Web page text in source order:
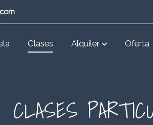
Clases Alquiler Oferta
CLASES